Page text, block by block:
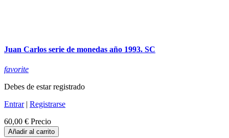
Juan Carlos serie de monedas año 1993. SC
favorite
Debes de estar registrado
Entrar| Registrarse
60,00 € Precio
Añadir al carrito